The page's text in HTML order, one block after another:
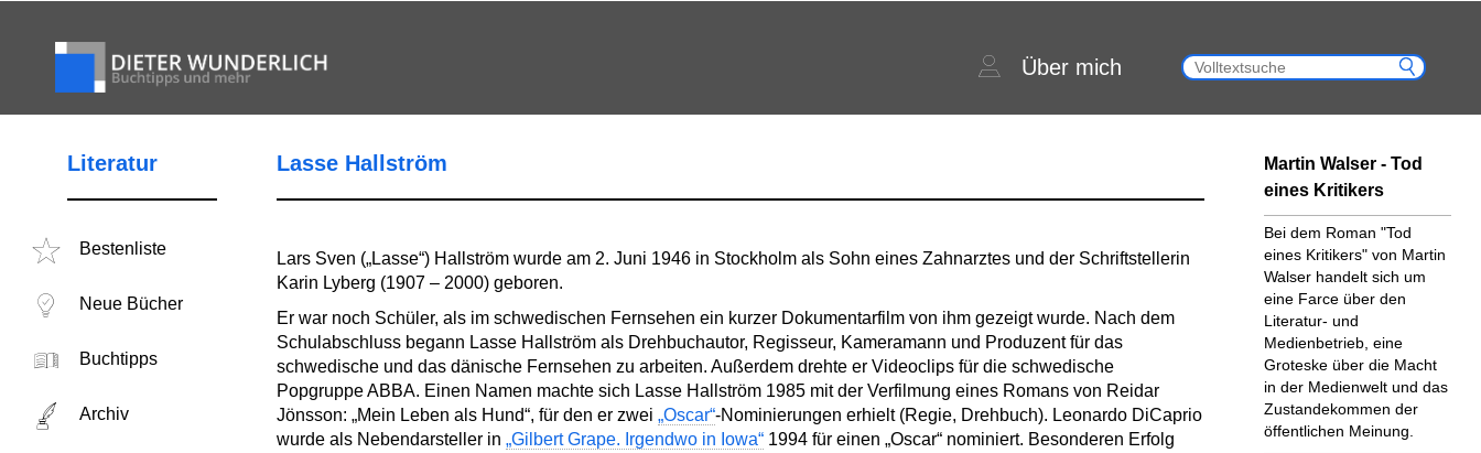
Über mich
Literatur
Bestenliste
Neue Bücher
Buchtipps
Archiv
Lasse Hallström
Lars Sven („Lasse“) Hallström wurde am 2. Juni 1946 in Stockholm als Sohn eines Zahnarztes und der Schriftstellerin
Karin Lyberg (1907 – 2000) geboren.
Er war noch Schüler, als im schwedischen Fernsehen ein kurzer Dokumentarfilm von ihm gezeigt wurde. Nach dem
Schulabschluss begann Lasse Hallström als Drehbuchautor, Regisseur, Kameramann und Produzent für das
schwedische und das dänische Fernsehen zu arbeiten. Außerdem drehte er Videoclips für die schwedische
Popgruppe ABBA. Einen Namen machte sich Lasse Hallström 1985 mit der Verfilmung eines Romans von Reidar
Jönsson: „Mein Leben als Hund“, für den er zwei „Oscar“-Nominierungen erhielt (Regie, Drehbuch). Leonardo DiCaprio
wurde als Nebendarsteller in „Gilbert Grape. Irgendwo in Iowa“1994 für einen „Oscar“ nominiert. Besonderen Erfolg
Martin Walser - Tod
eines Kritikers
Bei dem Roman "Tod
eines Kritikers" von Martin
Walser handelt sich um
eine Farce über den
Literatur- und
Medienbetrieb, eine
Groteske über die Macht
in der Medienwelt und das
Zustandekommen der
öffentlichen Meinung.